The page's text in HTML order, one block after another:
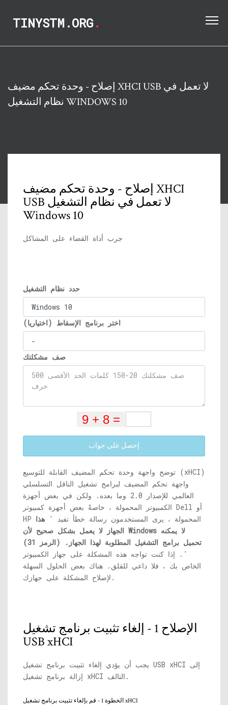
TINYSTM.ORG.
إصلاح - وحدة تحكم مضيف XHCI USB لا تعمل في
نظام التشغيل WINDOWS 10
إصلاح - وحدة تحكم مضيف XHCI
USB لا تعمل في نظام التشغيل
Windows 10
جرب أداة القضاء على المشاكل
حدد نظام التشغيل
اختر برنامج الإسقاط (اختياريا)
صف مشكلتك
إحصل على جواب
توضح واجهة وحدة تحكم المضيف القابلة للتوسيع (xHCI)
واجهة تحكم المضيف لبرامج تشغيل الناقل التسلسلي
العالمي للإصدار 2.0 وما بعده. ولكن في بعض أجهزة
الكمبيوتر المحمولة ، خاصةً بعض أجهزة كمبيوتر Dell أو
HP المحمولة ، يرى المستخدمون رسالة خطأ تفيد ' هذا
الجهاز لا يعمل بشكل صحيح لأن Windows لا يمكنه
تحميل برامج التشغيل المطلوبة لهذا الجهاز. (الرمز 31)
'. إذا كنت تواجه هذه المشكلة على جهاز الكمبيوتر
الخاص بك ، فلا داعي للقلق. هناك بعض الحلول السهلة
لإصلاح المشكلة على جهازك.
الإصلاح 1 - إلغاء تثبيت برنامج تشغيل
USB xHCI
يجب أن يؤدي إلغاء تثبيت برنامج تشغيل USB xHCI إلى
إزالة برنامج تشغيل xHCI التالف.
الخطوة 1 - قم بإلغاء تثبيت برنامج تشغيل xHCI